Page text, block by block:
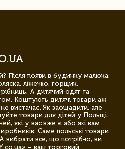
Після появи в будинку малюка,
ліжечко, горщик,
А дитячий одяг та
Коштують дитячі товари аж
вистачає. Як заощадити, але
товари для дітей у Польщі.
які у вас вже є або які вам
Саме польські товари
вибрати все, що потрібно, ви
– ваш торговий